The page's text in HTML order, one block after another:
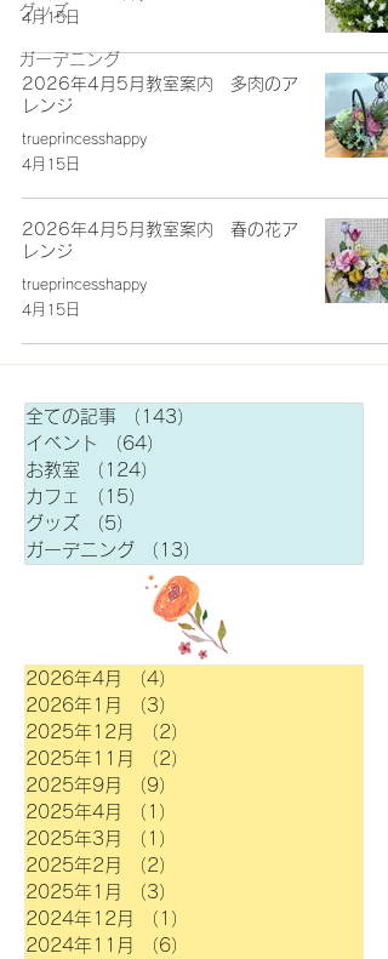
グッズ
ガーデニング
4月15日
2026年4月5月教室案内 多肉のア
レンジ
trueprincesshappy
4月15日
2026年4月5月教室案内 春の花ア
レンジ
trueprincesshappy
4月15日
全ての記事 （143）
イベント
（64）
お教室
（124）
カフェ
（15）
グッズ
（5）
ガーデニング
（13）
2026年4月 （4）
2026年1月
（3）
2025年12月
（2）
2025年11月
（2）
2025年9月
（9）
2025年4月
（1）
2025年3月
（1）
2025年2月
（2）
2025年1月
（3）
2024年12月
（1）
2024年11月
（6）